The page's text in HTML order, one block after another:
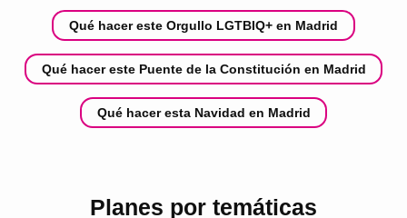
Qué hacer este Orgullo LGTBIQ+ en Madrid
Qué hacer este Puente de la Constitución en Madrid
Qué hacer esta Navidad en Madrid
Planes por temáticas